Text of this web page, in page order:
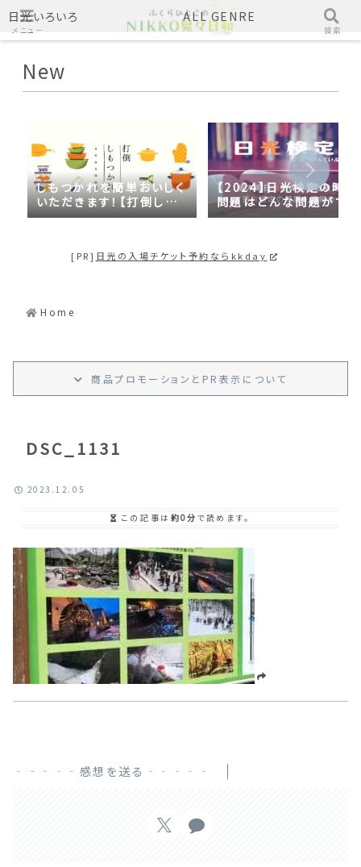
日光いろいろ ALL GENRE
New
しもつかれを簡単おいしく
いただきます！【打倒しも
つかれｓｅａｓｏｎ２】
【2024】日光検定の時事
問題はどんな問題がでる
の？2023年の時事問題
[PR] 日光の入場チケット予約ならkkday
Home
商品プロモーション と PR 表示 について
DSC_1131
2023.12.05
この記事は 約0分 で読めます。
‐‐‐‐‐感想を送る‐‐‐‐‐
メニュー 検索